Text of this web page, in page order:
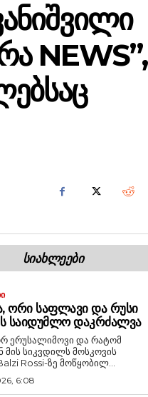
NEWS”,
ᲡᲘᲐᲮᲚᲔᲔᲑᲘ
ᲝᲠᲘ ᲡᲐᲤᲚᲐᲕᲘ ᲓᲐ ᲠᲣᲡᲘ
ᲡᲐᲘᲓᲣᲛᲚᲝ ᲓᲐᲙᲠᲫᲐᲚᲕᲐ
ერუსალიმოვი და რატომ
მის სიკვდილს მოსკოვის
Rossi-ზე მოწყობილ...
6:08